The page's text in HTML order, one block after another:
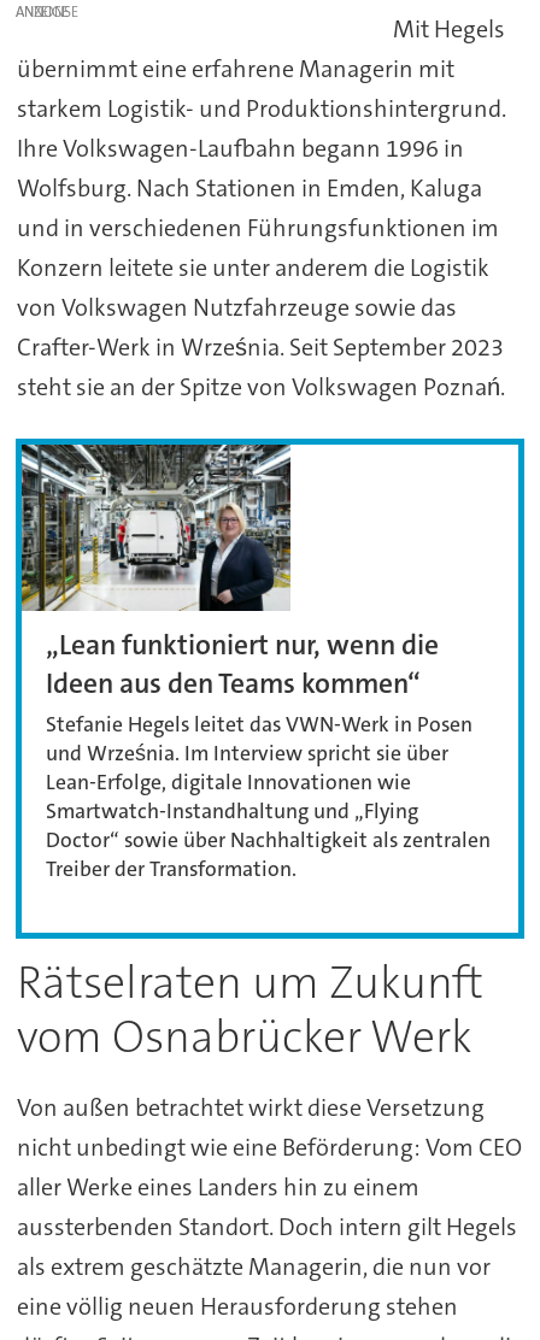
ANZEIGE
Mit Hegels
übernimmt eine erfahrene Managerin mit
starkem Logistik- und Produktionshintergrund.
Ihre Volkswagen-Laufbahn begann 1996 in
Wolfsburg. Nach Stationen in Emden, Kaluga
und in verschiedenen Führungsfunktionen im
Konzern leitete sie unter anderem die Logistik
von Volkswagen Nutzfahrzeuge sowie das
Crafter-Werk in Września. Seit September 2023
steht sie an der Spitze von Volkswagen Poznań.
„Lean funktioniert nur, wenn die
Ideen aus den Teams kommen“
Stefanie Hegels leitet das VWN-Werk in Posen
und Września. Im Interview spricht sie über
Lean-Erfolge, digitale Innovationen wie
Smartwatch-Instandhaltung und „Flying
Doctor“ sowie über Nachhaltigkeit als zentralen
Treiber der Transformation.
Rätselraten um Zukunft
vom Osnabrücker Werk
Von außen betrachtet wirkt diese Versetzung
nicht unbedingt wie eine Beförderung: Vom CEO
aller Werke eines Landers hin zu einem
aussterbenden Standort. Doch intern gilt Hegels
als extrem geschätzte Managerin, die nun vor
eine völlig neuen Herausforderung stehen